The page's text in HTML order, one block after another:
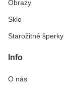
Obrazy
Sklo
Starožitné šperky
Info
O nás